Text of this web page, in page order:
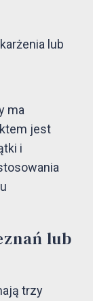
lub
ma
jest
i
lub
trzy